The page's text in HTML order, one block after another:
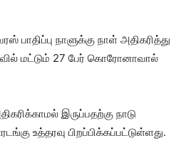
நாளுக்கு நாள் அதிகரித்து
மட்டும் 27 பேர் கொரோனாவால்
இருப்பதற்கு நாடு
உத்தரவு பிறப்பிக்கப்பட்டுள்ளது.